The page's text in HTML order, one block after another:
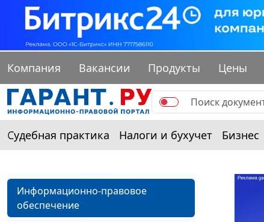
Компания Вакансии Продукты Цены
Судебная практика Налоги и бухучет Бизнес
Информационно-правовое
обеспечение